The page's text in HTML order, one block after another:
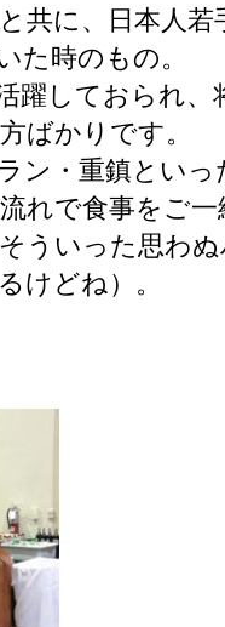
共に、日本人
た時のもの。
躍しておられ、
ばかりです。
ン・重鎮といっ
れで食事をご一
ういった思わ
けどね）。